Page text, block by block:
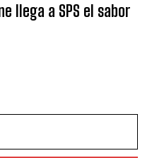
llega a SPS el sabor